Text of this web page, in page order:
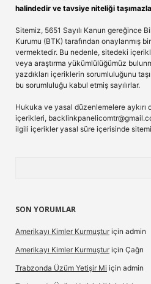
halindedir ve tavsiye niteliği
Sitemiz, 5651 Sayılı Kanun gereğince
Kurumu (BTK) tarafından onaylanmış
vermektedir. Bu nedenle, sitedeki
veya araştırma yükümlülüğümüz
yazdıkları içeriklerin sorumluluğunu
bu sorumluluğu kabul etmiş sayılırlar.
Hukuka ve yasal düzenlemelere aykırı
içerikleri,
ilgili içerikler yasal süre içerisinde
SON YORUMLAR
Amerikayı Kimler Kurmuştur için admin
Amerikayı Kimler Kurmuştur için Çağrı
Trabzonda Üzüm Yetişir Mi için admin